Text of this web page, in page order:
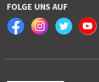
FOLGE UNS AUF
FacebookInstagramTwitter